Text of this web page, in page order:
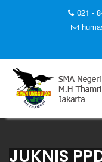
Skip
content
021 -
JUKNIS